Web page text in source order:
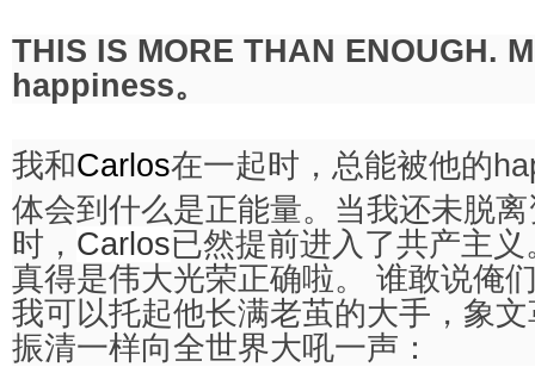
THIS IS MORE THAN ENOUGH.
happiness。
我和Carlos在一起时，总能被他的
体会到什么是正能量。当我还未脱
时， Carlos已然提前进入了共产主
真得是伟大光荣正确啦。 谁敢说俺
我可以托起他长满老茧的大手，象文
振清一样向全世界大吼一声：